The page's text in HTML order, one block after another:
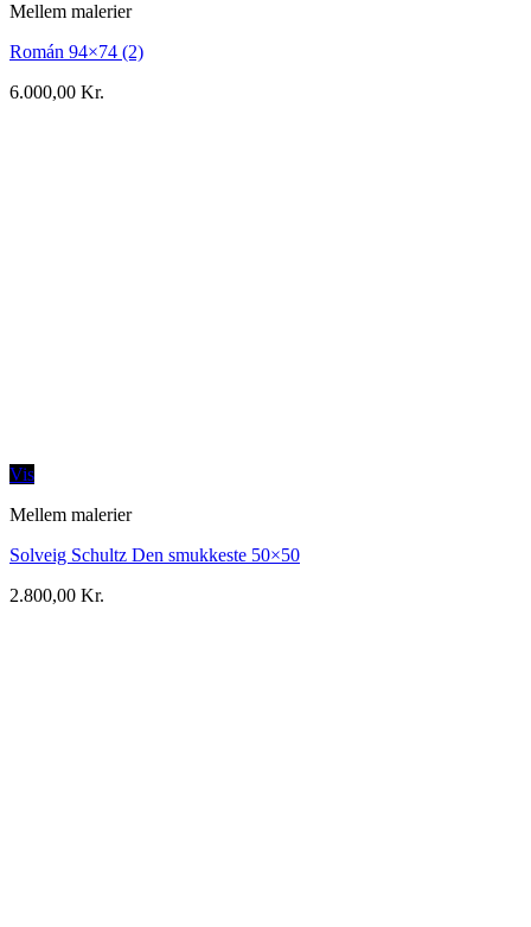
Mellem malerier
Román 94×74 (2)
6.000,00 Kr.
Vis
Mellem malerier
Solveig Schultz Den smukkeste 50×50
2.800,00 Kr.